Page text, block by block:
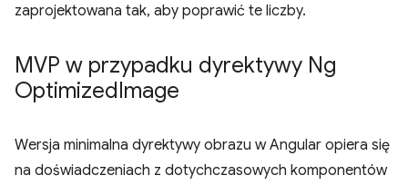
zaprojektowana tak, aby poprawić te liczby.
MVP w przypadku dyrektywy Ng
OptimizedImage
Wersja minimalna dyrektywy obrazu w Angular opiera się
na doświadczeniach z dotychczasowych komponentów